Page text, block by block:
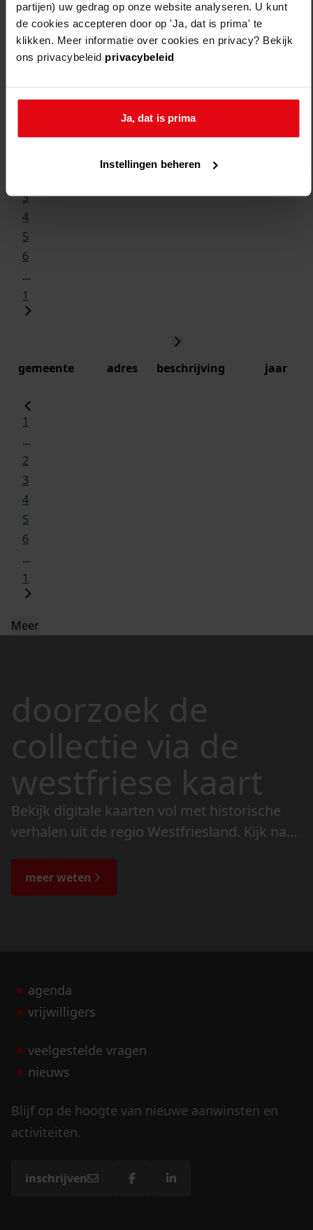
partijen) uw gedrag op onze website analyseren. U kunt
de cookies accepteren door op 'Ja, dat is prima' te
klikken. Meer informatie over cookies en privacy? Bekijk
ons privacybeleid privacybeleid
Ja, dat is prima
Instellingen beheren
1
3
4
5
6
...
1
gemeente adres beschrijving jaar
1
...
2
3
4
5
6
...
1
Meer
doorzoek de
collectie via de
westfriese kaart
Bekijk digitale kaarten vol met historische
verhalen uit de regio Westfriesland. Kijk naar
de bijzondere verhalen.
meer weten
agenda
vrijwilligers
veelgestelde vragen
nieuws
Blijf op de hoogte van nieuwe aanwinsten en
activiteiten.
inschrijven